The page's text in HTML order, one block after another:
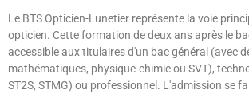
Le BTS Opticien-Lunetier représente la voie
opticien. Cette formation de deux ans après le
accessible aux titulaires d'un bac général (avec
mathématiques, physique-chimie ou SVT),
ST2S, STMG) ou professionnel. L'admission se